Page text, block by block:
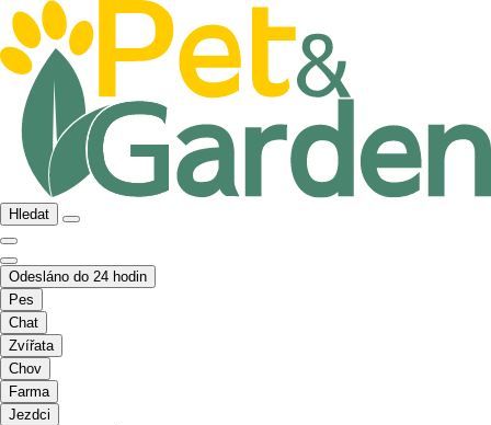
Hledat
Odesláno do 24 hodin
Pes
Chat
Zvířata
Chov
Farma
Jezdci